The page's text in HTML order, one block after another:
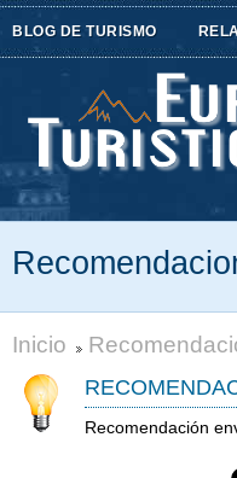
BLOG DE TURISMO
Inicio
Recomendación